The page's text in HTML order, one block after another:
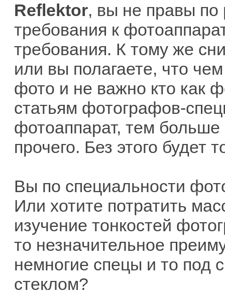
Reflektor, вы не правы по
требования к
требования. К тому же
или вы полагаете, что
фото и не важно кто как
статьям фотографов-
фотоаппарат, тем
прочего. Без этого будет
Вы по специальности
Или хотите потратить
изучение тонкостей
то незначительное
немногие спецы и то под
стеклом?